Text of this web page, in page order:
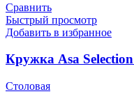
Сравнить
Быстрый просмотр
Добавить в избранное
Кружка Asa
Столовая